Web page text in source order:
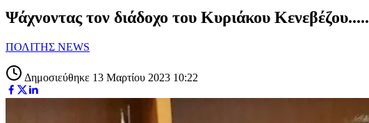
Ψάχνοντας τον διάδοχο του Κυριάκου Κενεβέζου.....
ΠΟΛΙΤΗΣ NEWS
Δημοσιεύθηκε 13 Μαρτίου 2023 10:22